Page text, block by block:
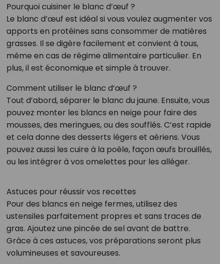
Pourquoi cuisiner le blanc d’œuf ?
Le blanc d’œuf est idéal si vous voulez augmenter vos
apports en protéines sans consommer de matières
grasses. Il se digère facilement et convient à tous,
même en cas de régime alimentaire particulier. En
plus, il est économique et simple à trouver.
Comment utiliser le blanc d’œuf ?
Tout d’abord, séparer le blanc du jaune. Ensuite, vous
pouvez monter les blancs en neige pour faire des
mousses, des meringues, ou des soufflés. C’est rapide
et cela donne des desserts légers et aériens. Vous
pouvez aussi les cuire à la poêle, façon œufs brouillés,
ou les intégrer à vos omelettes pour les alléger.
Astuces pour réussir vos recettes
Pour des blancs en neige fermes, utilisez des
ustensiles parfaitement propres et sans traces de
gras. Ajoutez une pincée de sel avant de battre.
Grâce à ces astuces, vos préparations seront plus
volumineuses et savoureuses.